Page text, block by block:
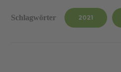
Schlagwörter 2021